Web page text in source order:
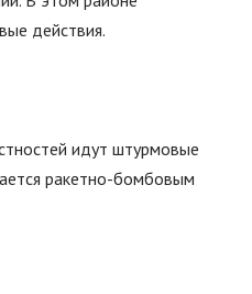
действия.
идут штурмовые
ракетно-бомбовым